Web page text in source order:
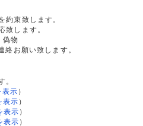
約束致します。
致します。
物
絡お願い致します。
。
表示 ）
表示 ）
表示 ）
表示 ）